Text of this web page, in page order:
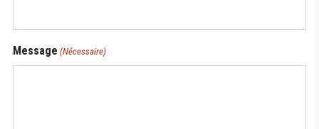
Message (Nécessaire)